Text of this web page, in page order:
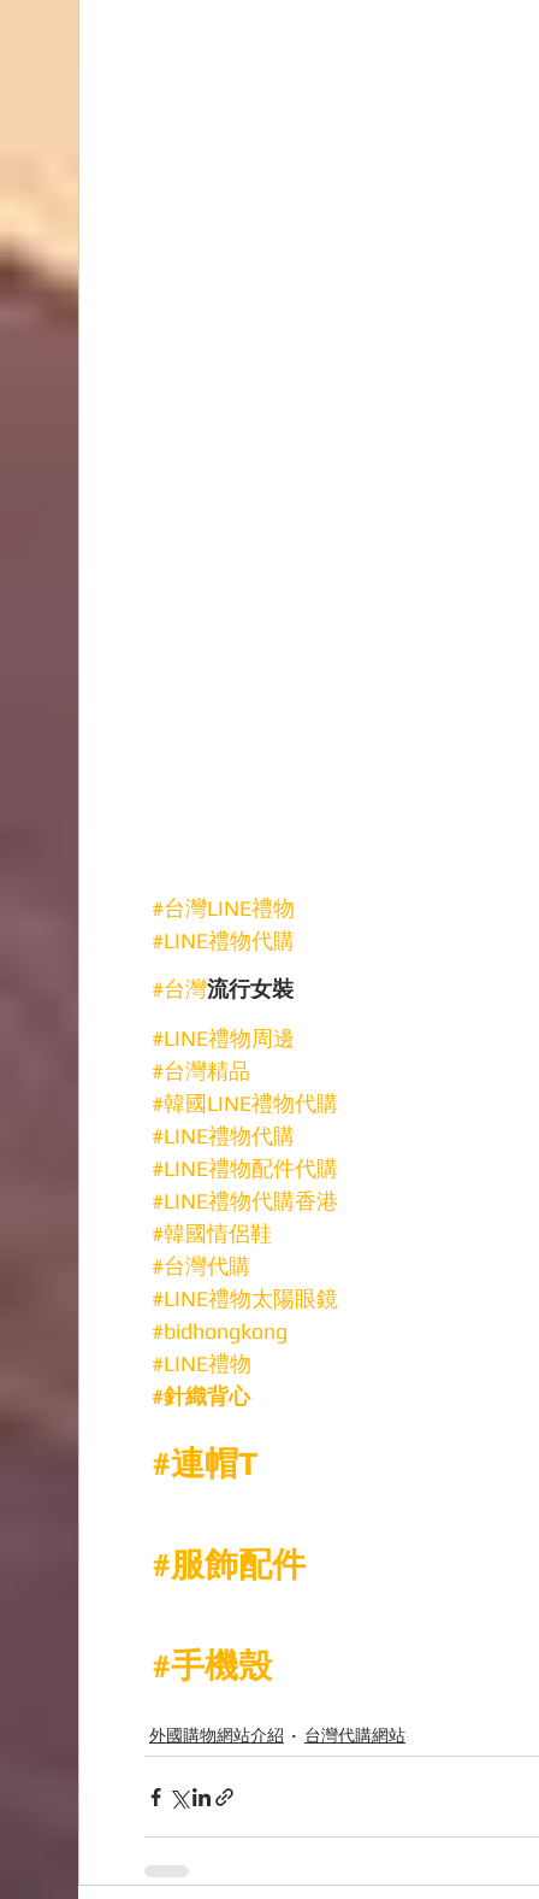
#台灣LINE禮物
#LINE禮物代購
#台灣流行女裝
#LINE禮物周邊
#台灣精品
#韓國LINE禮物代購
#LINE禮物代購
#LINE禮物配件代購
#LINE禮物代購香港
#韓國情侶鞋
#台灣代購
#LINE禮物太陽眼鏡
#bidhongkong
#LINE禮物
#針織背心
#連帽T
#服飾配件
#手機殼
外國購物網站介紹 台灣代購網站